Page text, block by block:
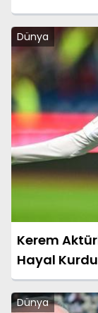
Dünya
Kerem
Hayal
Dünya